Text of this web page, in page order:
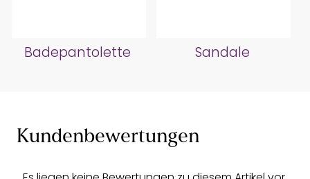
Badepantolette Sandale
Kundenbewertungen